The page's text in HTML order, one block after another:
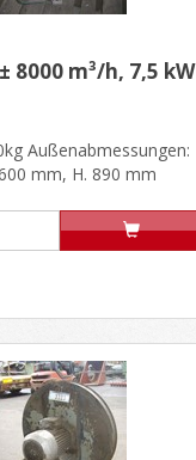
8000 m³/h, 7,5 kW
Außenabmessungen:
mm, H. 890 mm